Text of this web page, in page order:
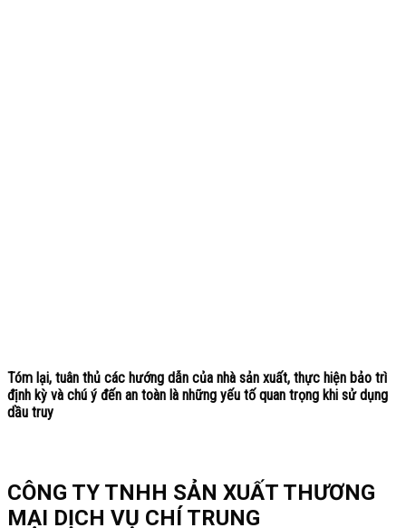
Tóm lại, tuân thủ các hướng dẫn của nhà sản xuất, thực hiện bảo trì
định kỳ và chú ý đến an toàn là những yếu tố quan trọng khi sử dụng
dầu truy
CÔNG TY TNHH SẢN XUẤT THƯƠNG
MẠI DỊCH VỤ CHÍ TRUNG